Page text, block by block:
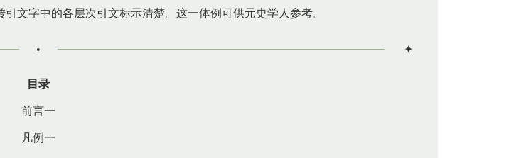
文字中的各层次引文标示清楚。这一体例可供元史学人参考。
• ✦
目录
前言一
凡例一